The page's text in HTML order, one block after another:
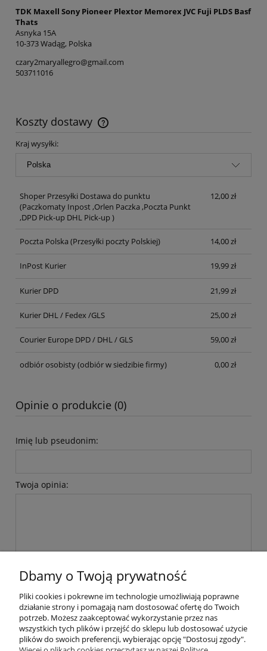
TDK Maxell Sony Pioneer Plextor Memorex JVC Fuji PLDS Basf
Thats
Asnyka 15A
10-373 Wadąg, Polska
czary2maryallegro@gmail.com
503711016
Koszty dostawy
Cena nie zawiera ewentualnych kosztów płatności
Kraj wysyłki:
Shoper Przesyłki Dostawa do punktu
(Paczkomaty Inpost ,Orlen Paczka ,Poczta Punkt
,DPD Pick-up DHL Pick-up )
12,00 zł
Poczta Polska (Przesyłki poczty Polskiej) 14,00 zł
InPost Kurier 19,99 zł
Kurier DPD 21,99 zł
Kurier DHL / Fedex /GLS 25,00 zł
Courier Europe DPD / DHL / GLS 59,00 zł
odbiór osobisty(odbiór w siedzibie firmy) 0,00 zł
Opinie o produkcie (0)
Imię lub pseudonim:
Twoja opinia:
Pomoc
Dbamy o Twoją prywatność
Pliki cookies i pokrewne im technologie umożliwiają poprawne
działanie strony i pomagają nam dostosować ofertę do Twoich
potrzeb. Możesz zaakceptować wykorzystanie przez nas
wszystkich tych plików i przejść do sklepu lub dostosować użycie
plików do swoich preferencji, wybierając opcję "Dostosuj zgody".